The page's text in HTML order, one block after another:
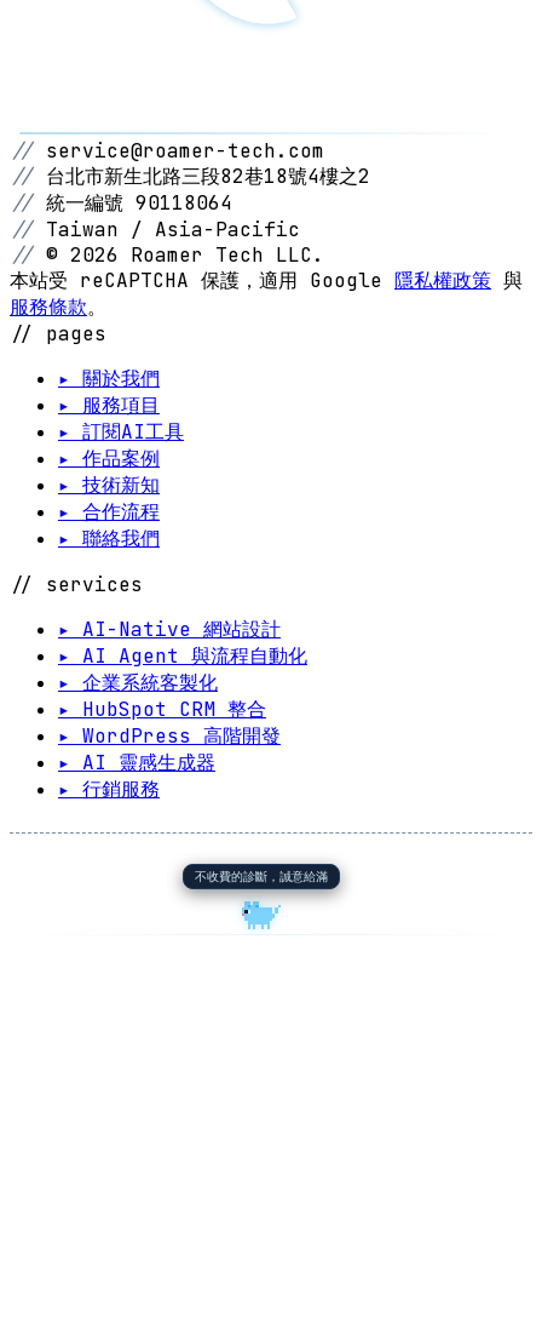
// service@roamer-tech.com
// 台北市新生北路三段82巷18號4樓之2
// 統一編號 90118064
// Taiwan / Asia-Pacific
// © 2026 Roamer Tech LLC.
本站受 reCAPTCHA 保護，適用 Google 隱私權政策 與
服務條款。
// pages
▸ 關於我們
▸ 服務項目
▸ 訂閱AI工具
▸ 作品案例
▸ 技術新知
▸ 合作流程
▸ 聯絡我們
// services
▸ AI-Native 網站設計
▸ AI Agent 與流程自動化
▸ 企業系統客製化
▸ HubSpot CRM 整合
▸ WordPress 高階開發
▸ AI 靈感生成器
▸ 行銷服務
不收費的診斷，誠意給滿